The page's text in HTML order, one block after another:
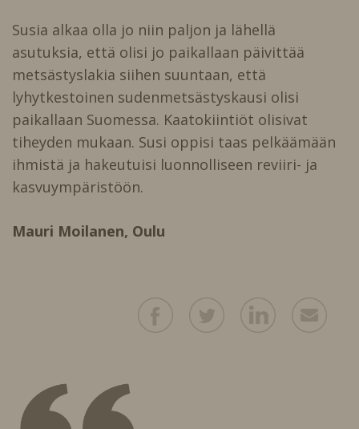
Susia alkaa olla jo niin paljon ja lähellä
asutuksia, että olisi jo paikallaan päivittää
metsästyslakia siihen suuntaan, että
lyhytkestoinen sudenmetsästyskausi olisi
paikallaan Suomessa. Kaatokiintiöt olisivat
tiheyden mukaan. Susi oppisi taas pelkäämään
ihmistä ja hakeutuisi luonnolliseen reviiri- ja
kasvuympäristöön.
Mauri Moilanen, Oulu